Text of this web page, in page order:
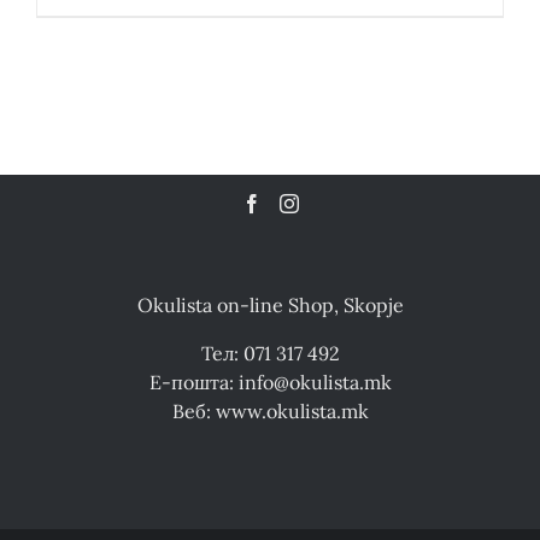
Okulista on-line Shop, Skopje
Тел: 071 317 492
Е-пошта: info@okulista.mk
Веб: www.okulista.mk